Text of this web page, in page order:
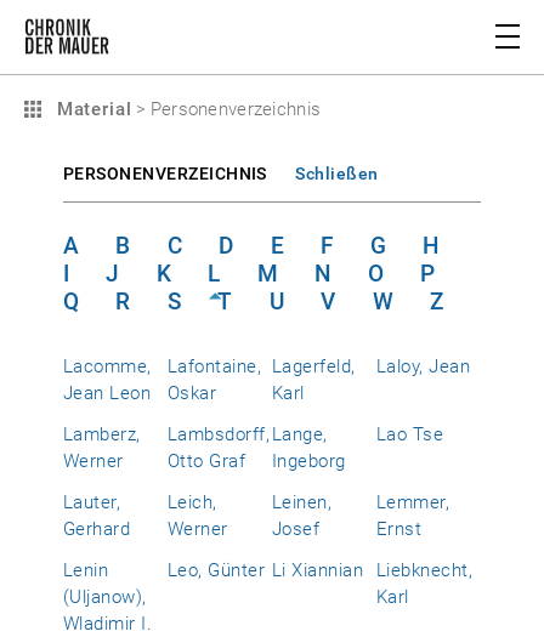
Material > Personenverzeichnis
PERSONENVERZEICHNIS Schließen
A B C D E F G
H
I
J K L M N O
P
Q
R S T U V W Z
Lacomme,
Jean Leon
Lafontaine,
Oskar
Lagerfeld,
Karl
Laloy, Jean
Lamberz,
Werner
Lambsdorff,
Otto Graf
Lange,
Ingeborg
Lao Tse
Lauter,
Gerhard
Leich,
Werner
Leinen,
Josef
Lemmer,
Ernst
Lenin
(Uljanow),
Wladimir I.
Leo, Günter Li Xiannian
Liebknecht,
Karl